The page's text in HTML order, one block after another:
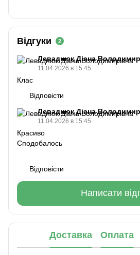
Відгуки 2
Леваднюк Діана
11.04.2026 в 15:45
Клас
Відповісти
Леваднюк Діана
11.04.2026 в 15:45
Красиво
Сподобалось
Відповісти
Написати
Доставка Оплата